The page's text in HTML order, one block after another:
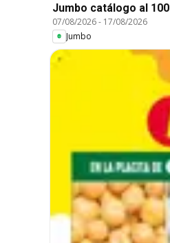
Jumbo catálogo al 100
07/08/2026- 17/08/2026
Jumbo